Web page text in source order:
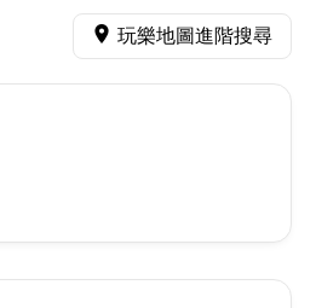
玩樂地圖進階搜尋